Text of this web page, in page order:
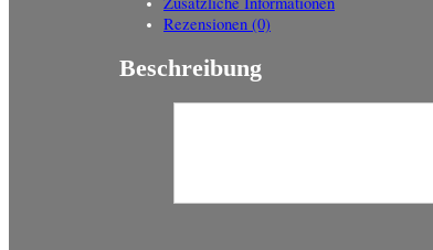
Rezensionen (0)
Beschreibung